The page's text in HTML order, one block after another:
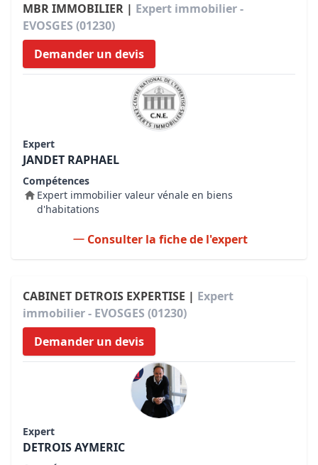
MBR IMMOBILIER | Expert immobilier -
EVOSGES (01230)
Demander un devis
Expert
JANDET RAPHAEL
Compétences
Expert immobilier valeur vénale en biens
d'habitations
Consulter la fiche de l'expert
CABINET DETROIS EXPERTISE | Expert
immobilier - EVOSGES (01230)
Demander un devis
Expert
DETROIS AYMERIC